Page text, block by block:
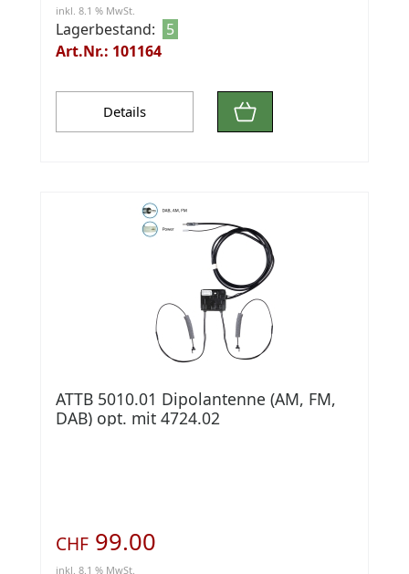
inkl. 8.1 % MwSt.
Lagerbestand:
5
Art.Nr.: 101164
Details
ATTB 5010.01 Dipolantenne (AM, FM,
DAB) opt. mit 4724.02
CHF 99.00
inkl. 8.1 % MwSt.